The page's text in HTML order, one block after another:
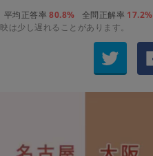
平均正答率80.8% 全問正解率 17.2%
は少し遅れることがあります。